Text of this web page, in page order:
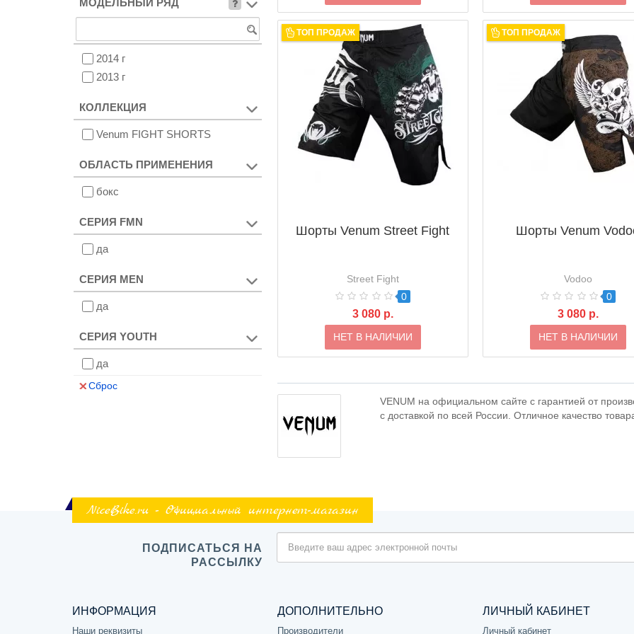
2014 г
2013 г
КОЛЛЕКЦИЯ
Venum FIGHT SHORTS
ОБЛАСТЬ ПРИМЕНЕНИЯ
бокс
СЕРИЯ FMN
да
СЕРИЯ MEN
да
СЕРИЯ YOUTH
да
Сброс
ТОП ПРОДАЖ
Шорты Venum Street Fight
Street Fight
0
3 080 р.
НЕТ В НАЛИЧИИ
ТОП ПРОДАЖ
Шорты Venum
Vodoo
0
3 080 р.
НЕТ В НАЛИЧИИ
VENUM на официальном сайте с гарантией от
с доставкой по всей России. Отличное качество
NiceBike.ru - Официальный интернет-магазин
ПОДПИСАТЬСЯ НА
РАССЫЛКУ
ИНФОРМАЦИЯ
Наши реквизиты
ДОПОЛНИТЕЛЬНО
Производители
ЛИЧНЫЙ КАБИНЕТ
Личный кабинет